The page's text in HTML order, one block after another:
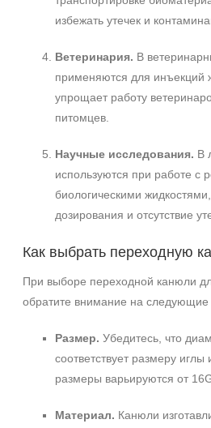
избежать утечек и
Ветеринария. В
применяются для инъекций
упрощает работу
питомцев.
Научные исследования. В
используются при работе с
биологическими
дозирования и отсутствие
Как выбрать переходную
При выборе переходной канюли
обратите внимание на
Размер. Убедитесь, что
соответствует размеру
размеры варьируются от
Материал. Канюли